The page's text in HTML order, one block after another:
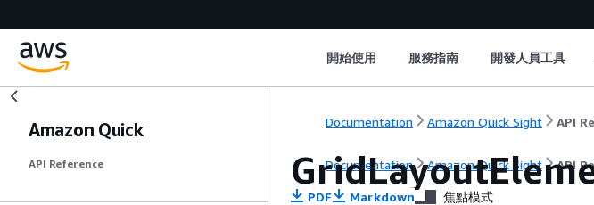
開始使用 服務指南 開發人員工具
Amazon Quick
API Reference
Documentation Amazon Quick Sight API
Documentation Amazon Quick Sight API
PDF Markdown 焦點模式